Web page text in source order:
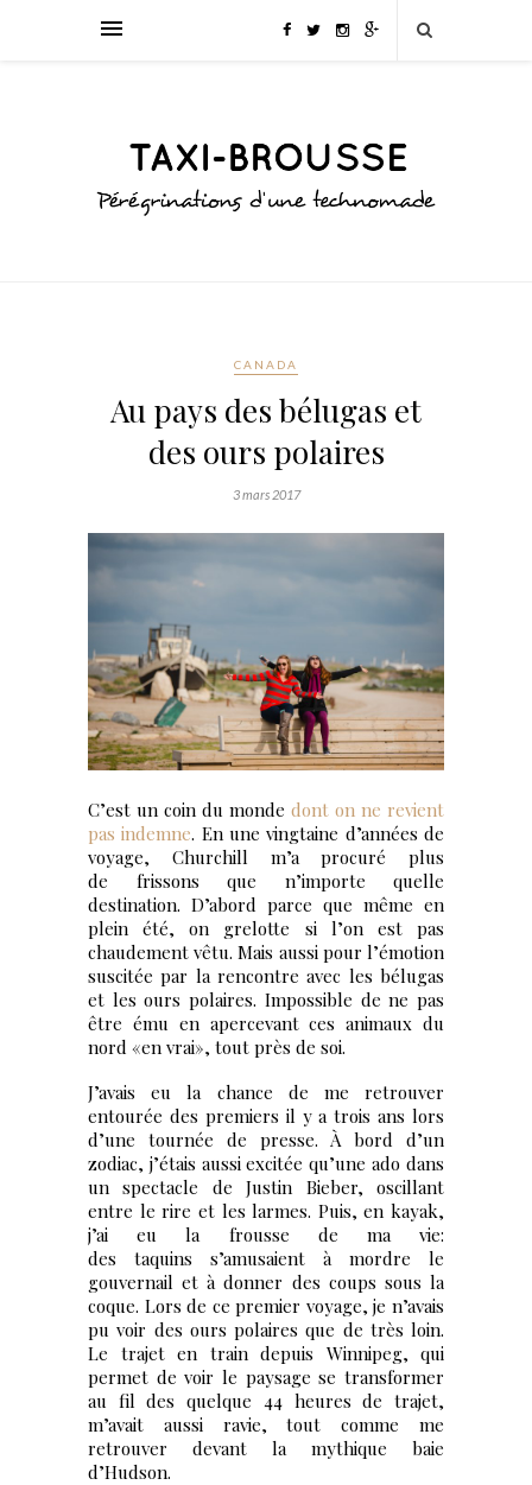
CANADA
Au pays des bélugas et
des ours polaires
3 mars 2017
C’est un coin du monde dont on ne revient
pas indemne. En une vingtaine d’années de
voyage, Churchill m’a procuré plus
de frissons que n’importe quelle
destination. D’abord parce que même en
plein été, on grelotte si l’on est pas
chaudement vêtu. Mais aussi pour l’émotion
suscitée par la rencontre avec les bélugas
et les ours polaires. Impossible de ne pas
être ému en apercevant ces animaux du
nord «en vrai», tout près de soi.
J’avais eu la chance de me retrouver
entourée des premiers il y a trois ans lors
d’une tournée de presse. À bord d’un
zodiac, j’étais aussi excitée qu’une ado dans
un spectacle de Justin Bieber, oscillant
entre le rire et les larmes. Puis, en kayak,
j’ai eu la frousse de ma vie:
des taquins s’amusaient à mordre le
gouvernail et à donner des coups sous la
coque. Lors de ce premier voyage, je n’avais
pu voir des ours polaires que de très loin.
Le trajet en train depuis Winnipeg, qui
permet de voir le paysage se transformer
au fil des quelque 44 heures de trajet,
m’avait aussi ravie, tout comme me
retrouver devant la mythique baie
d’Hudson.